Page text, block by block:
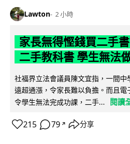
Lawton 2 小時
家長無得慳錢買二手
二手教科書 學生無法
社福界立法會議員陳文宜指，一間
遠超通漲，令家長難以負擔。而且電
令學生無法完成功課，二手...
閱讀
215 79 ↗ 分享